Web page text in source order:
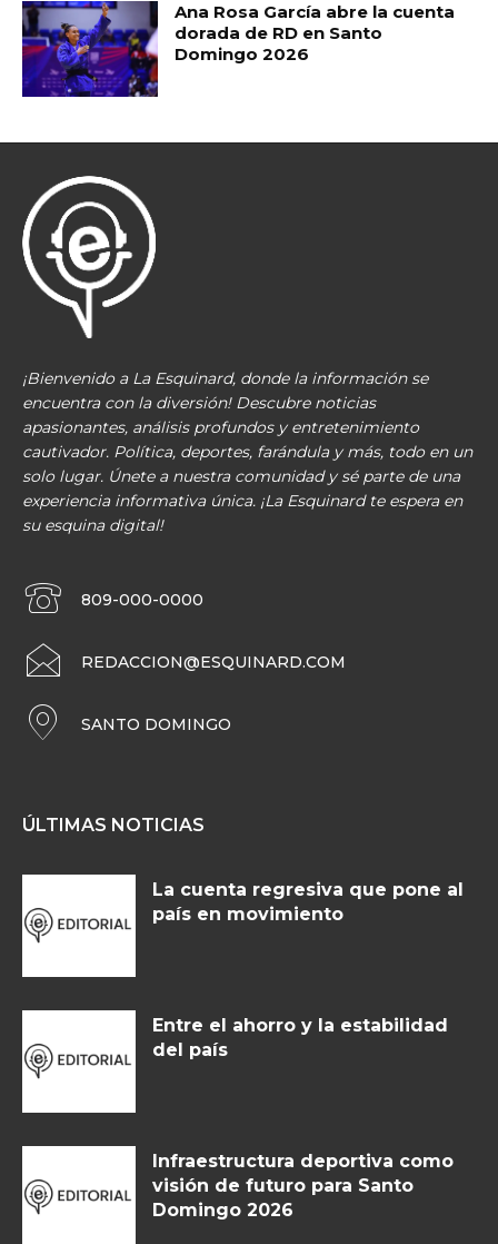
Ana Rosa García abre la cuenta
dorada de RD en Santo
Domingo 2026
¡Bienvenido a La Esquinard, donde la información se
encuentra con la diversión! Descubre noticias
apasionantes, análisis profundos y entretenimiento
cautivador. Política, deportes, farándula y más, todo en un
solo lugar. Únete a nuestra comunidad y sé parte de una
experiencia informativa única. ¡La Esquinard te espera en
su esquina digital!
809-000-0000
REDACCION@ESQUINARD.COM
SANTO DOMINGO
ÚLTIMAS NOTICIAS
La cuenta regresiva que pone al
país en movimiento
Entre el ahorro y la estabilidad
del país
Infraestructura deportiva como
visión de futuro para Santo
Domingo 2026